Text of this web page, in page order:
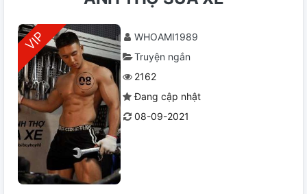
WHOAMI1989
Truyện ngắn
2162
Đang cập nhật
08-09-2021